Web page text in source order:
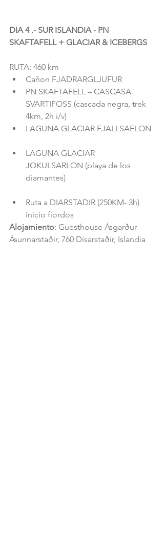
DIA 4 .- SUR ISLANDIA - PN
SKAFTAFELL + GLACIAR & ICEBERGS
RUTA: 460 km
Cañon FJADRARGLJUFUR
PN SKAFTAFELL – CASCASA
SVARTIFOSS (cascada negra, trek
4km, 2h i/v)
LAGUNA GLACIAR FJALLSAELON
LAGUNA GLACIAR
JOKULSARLON (playa de los
diamantes)
Ruta a DIARSTADIR (250KM- 3h)
inicio fiordos
Alojamiento: Guesthouse Ásgarður
Ásunnarstaðir, 760 Dísarstaðir, Islandia